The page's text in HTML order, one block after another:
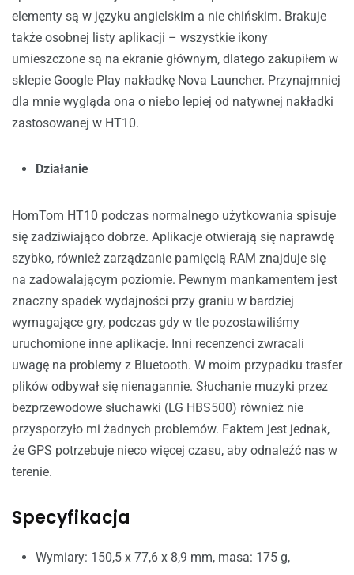
elementy są w języku angielskim a nie chińskim. Brakuje
także osobnej listy aplikacji – wszystkie ikony
umieszczone są na ekranie głównym, dlatego zakupiłem w
sklepie Google Play nakładkę Nova Launcher. Przynajmniej
dla mnie wygląda ona o niebo lepiej od natywnej nakładki
zastosowanej w HT10.
Działanie
HomTom HT10 podczas normalnego użytkowania spisuje
się zadziwiająco dobrze. Aplikacje otwierają się naprawdę
szybko, również zarządzanie pamięcią RAM znajduje się
na zadowalającym poziomie. Pewnym mankamentem jest
znaczny spadek wydajności przy graniu w bardziej
wymagające gry, podczas gdy w tle pozostawiliśmy
uruchomione inne aplikacje. Inni recenzenci zwracali
uwagę na problemy z Bluetooth. W moim przypadku trasfer
plików odbywał się nienagannie. Słuchanie muzyki przez
bezprzewodowe słuchawki (LG HBS500) również nie
przysporzyło mi żadnych problemów. Faktem jest jednak,
że GPS potrzebuje nieco więcej czasu, aby odnaleźć nas w
terenie.
Specyfikacja
Wymiary: 150,5 x 77,6 x 8,9 mm, masa: 175 g,